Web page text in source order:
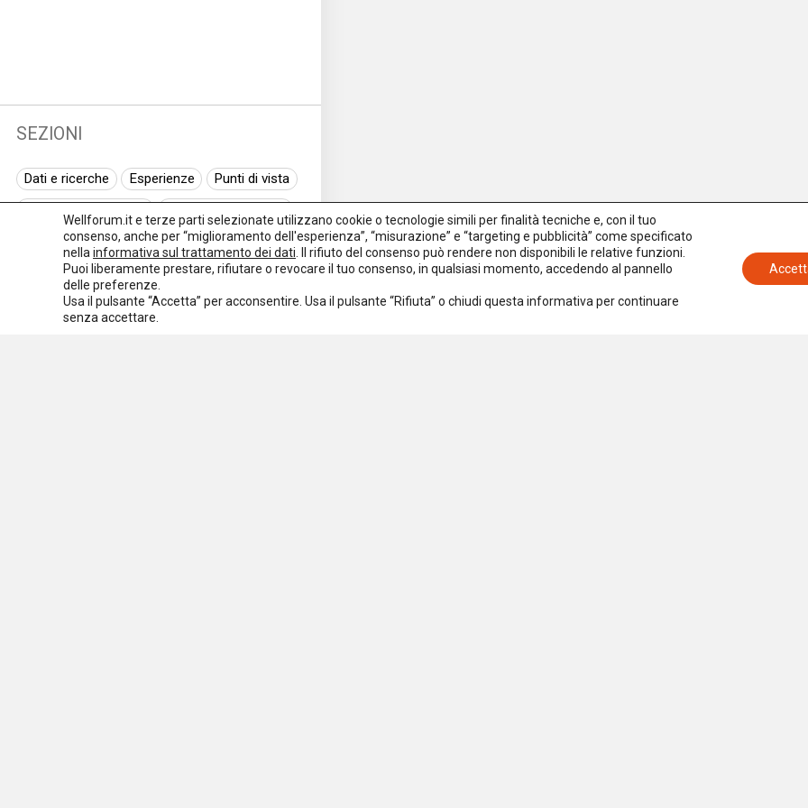
SEZIONI
Dati e ricerche Esperienze
Punti di vista
Normativa europea
Rassegna normativa
I seminari di Welforum
Eventi
Spazio ai promotori
Wellforum.it e terze parti selezionate utilizzano cookie o tecnologie simili per finalità tecniche e, con il tuo
consenso, anche per “miglioramento dell'esperienza”, “misurazione” e “targeting e pubblicità” come specificato
nella informativa sul trattamento dei dati . Il rifiuto del consenso può rendere non disponibili le relative funzioni.
Puoi liberamente prestare, rifiutare o revocare il tuo consenso, in qualsiasi momento, accedendo al pannello
delle preferenze.
Usa il pulsante “Accetta” per acconsentire. Usa il pulsante “Rifiuta” o chiudi questa informativa per continuare
senza accettare.